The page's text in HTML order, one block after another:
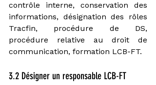
contrôle interne, conservation des
informations, désignation des rôles
Tracfin, procédure de DS,
procédure relative au droit de
communication, formation LCB-FT.
3.2 Désigner un responsable LCB-FT